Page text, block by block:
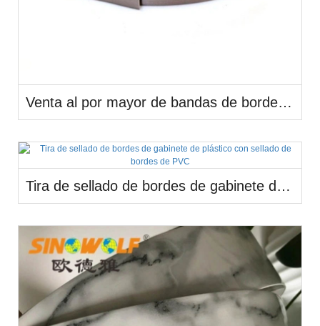
Venta al por mayor de bandas de borde de imitación de madera de PVC de alto brillo plateado
Tira de sellado de bordes de gabinete de plástico con sellado de bordes de PVC